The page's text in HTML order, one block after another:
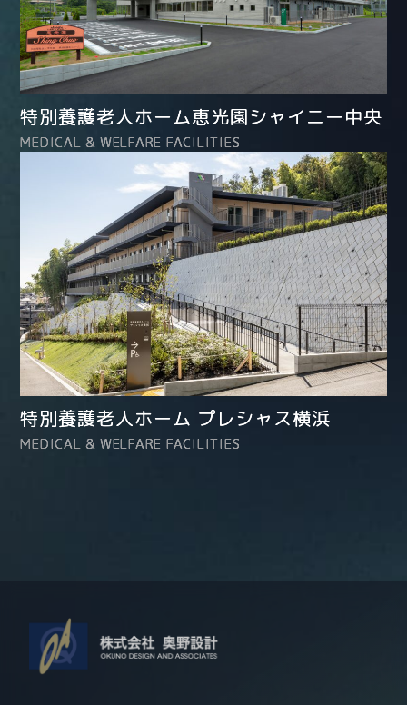
特別養護老人ホーム恵光園シャイニー中央
MEDICAL & WELFARE FACILITIES
特別養護老人ホーム プレシャス横浜
MEDICAL & WELFARE FACILITIES